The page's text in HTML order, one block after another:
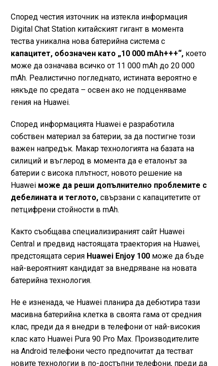
Според честия източник на изтекла информация
Digital Chat Station китайският гигант в момента
тества уникална нова батерийна система с
капацитет, обозначен като „10 000 mAh+++“,което
може да означава всичко от 11 000 mAh до 20 000
mAh. Реалистично погледнато, истината вероятно е
някъде по средата – освен ако не подценяваме
гения на Huawei.
Според информацията Huawei е разработила
собствен материал за батерии, за да постигне този
важен напредък. Макар технологията на базата на
силиций и въглерод в момента да е еталонът за
батерии с висока плътност, новото решение на
Huawei може да реши допълнително проблемите с
дебелината и теглото,свързани с капацитетите от
петцифрени стойности в mAh.
Както съобщава специализираният сайт Huawei
Central и предвид настоящата траектория на Huawei,
предстоящата серия Huawei Enjoy 100може да бъде
най-вероятният кандидат за внедряване на новата
батерийна технология.
Не е изненада, че Huawei планира да дебютира тази
масивна батерийна клетка в своята гама от средния
клас, преди да я внедри в телефони от най-високия
клас като Huawei Pura 90 Pro Max. Производителите
на Android телефони често предпочитат да тестват
новите технологии в по-достъпни телефони, преди да